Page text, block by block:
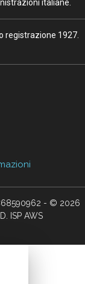
italiane.
registrazione 1927.
- © 2026
ISP AWS